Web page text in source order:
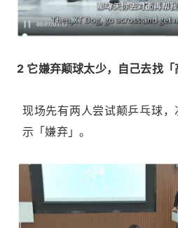
2 它嫌弃颠球太少，自己去找「
现场先有两人尝试颠乒乓球
示「嫌弃」。